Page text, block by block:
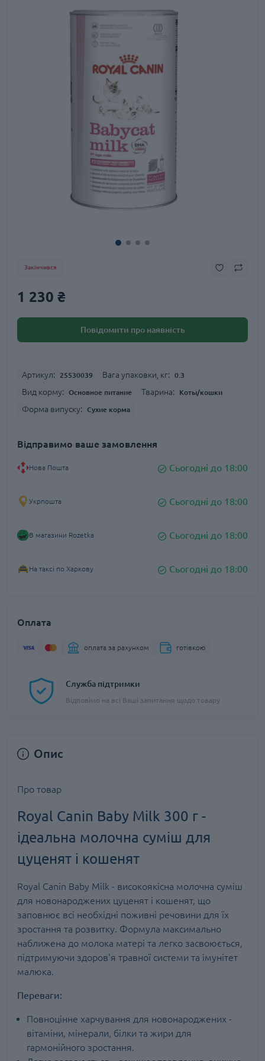
Закінчився
1 230 ₴
Повідомити про наявність
Артикул: 25530039 Вага упаковки, кг: 0.3
Вид корму: Основное питание Тварина: Коты/кошки
Форма випуску: Сухие корма
Відправимо ваше замовлення
Нова Пошта Сьогодні до 18:00
Укрпошта Сьогодні до 18:00
В магазини Rozetka Сьогодні до 18:00
На таксі по Харкову Сьогодні до 18:00
Оплата
оплата за рахунком готівкою
Служба підтримки
Відповімо на всі Ваші запитання щодо товару
Опис
Про товар
Royal Canin Baby Milk 300 г -
ідеальна молочна суміш для
цуценят і кошенят
Royal Canin Baby Milk - високоякісна молочна суміш
для новонароджених цуценят і кошенят, що
заповнює всі необхідні поживні речовини для їх
зростання та розвитку. Формула максимально
наближена до молока матері та легко засвоюється,
підтримуючи здоров'я травної системи та імунітет
малюка.
Переваги:
Повноцінне харчування для новонароджених -
вітаміни, мінерали, білки та жири для
гармонійного зростання.